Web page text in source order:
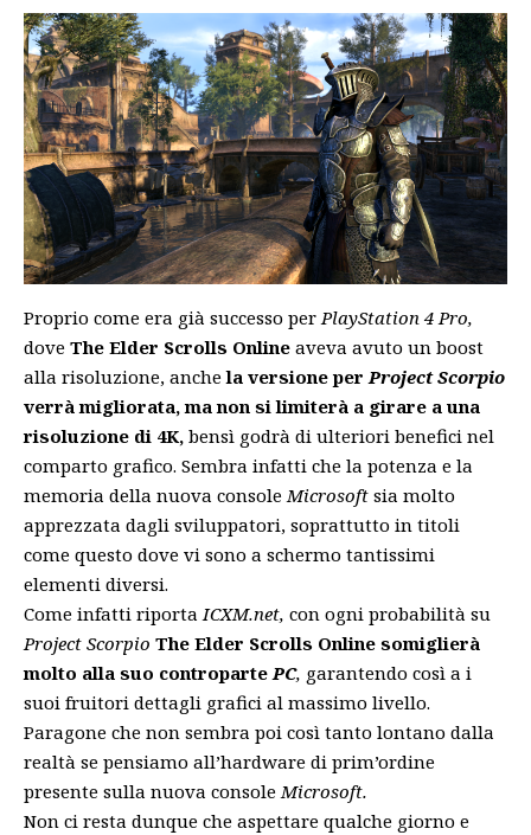
Proprio come era già successo perPlayStation 4 Pro,
dove The Elder Scrolls Online aveva avuto un boost
alla risoluzione, anchela versione perProject Scorpio
verrà migliorata, ma non si limiterà a girare a una
risoluzione di 4K, bensì godrà di ulteriori benefici nel
comparto grafico. Sembra infatti che la potenza e la
memoria della nuova consoleMicrosoft sia molto
apprezzata dagli sviluppatori, soprattutto in titoli
come questo dove vi sono a schermo tantissimi
elementi diversi.
Come infatti riportaICXM.net, con ogni probabilità su
Project Scorpio The Elder Scrolls Online somiglierà
molto alla suo contropartePC, garantendo così a i
suoi fruitori dettagli grafici al massimo livello.
Paragone che non sembra poi così tanto lontano dalla
realtà se pensiamo all’hardware di prim’ordine
presente sulla nuova consoleMicrosoft.
Non ci resta dunque che aspettare qualche giorno e